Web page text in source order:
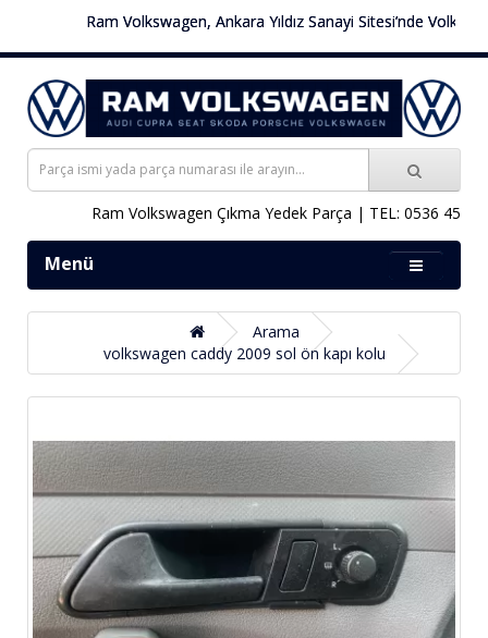
Ram Volkswagen, Ankara Yıldız Sanayi Sitesi’nde
Ram Volkswagen Çıkma Yedek Parça | TEL: 0536 451 78
Menü
Arama
volkswagen caddy 2009 sol ön kapı kolu